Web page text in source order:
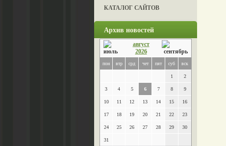
КАТАЛОГ САЙТОВ
Архив новостей
август
2026
пон втр срд чет пят суб вск
1 2
3 4 5 6 7 8 9
10 11 12 13 14 15 16
17 18 19 20 21 22 23
24 25 26 27 28 29 30
31